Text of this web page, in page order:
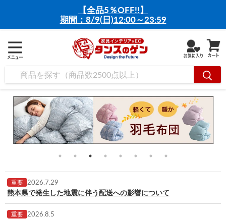
【全品5％OFF!!】
期間：8/9(日)12:00～23:59
重要 2026.7.29
熊本県で発生した地震に伴う配送への影響について
重要 2026.8.5